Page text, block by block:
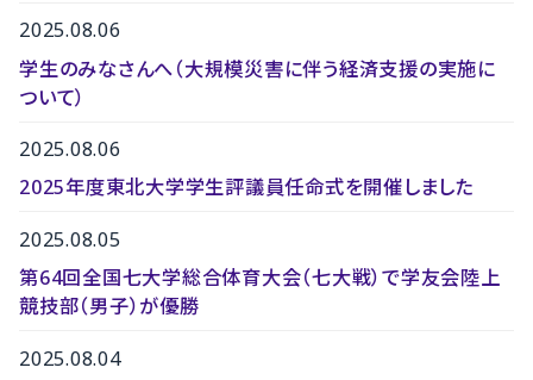
2025.08.06
学生のみなさんへ（大規模災害に伴う経済支援の実施に
ついて）
2025.08.06
2025年度東北大学学生評議員任命式を開催しました
2025.08.05
第64回全国七大学総合体育大会（七大戦）で学友会陸上
競技部（男子）が優勝
2025.08.04